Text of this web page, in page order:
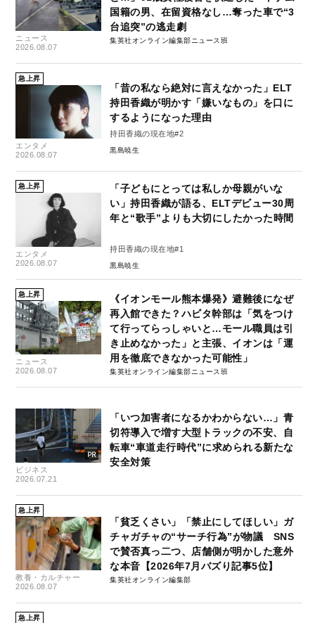
ニュース
2026.08.07
国籍の男、在留資格なし…奪った車で“3
台追突”の逃走劇
集英社オンライン編集部ニュース班
急上昇
エンタメ
2026.08.07
「昔の私なら絶対に言えなかった」ELT
持田香織が明かす「嫌いなもの」を口に
するようになった理由
持田香織の現在地#2
黒島暁生
急上昇
エンタメ
2026.08.07
「子どもにとっては私しか母親がいな
い」持田香織が語る、ELTデビュー30周
年と“歌手”よりも大切にしたかった時間
持田香織の現在地#1
黒島暁生
急上昇
ニュース
2026.08.07
《イオンモール熊本爆発》避難後になぜ
再入館できた？ハビタ幹部は「気をつけ
て行ってらっしゃいと…モール職員は引
き止めなかった」と主張、イオンは「運
用を徹底できなかった可能性」
集英社オンライン編集部ニュース班
ビジネス
2026.07.21
「いつ加害者になるかわからない…」青
切符導入で増す大型トラックの不安、自
転車“車道走行時代”に求められる新たな
安全対策
急上昇
教養・カルチャー
2026.08.07
「貧乏くさい」「禁止にしてほしい」ガ
チャガチャの“サーチ行為”が物議 SNS
で賛否真っ二つ、店舗側が明かした意外
な本音【2026年7月バズり記事5位】
集英社オンライン編集部
急上昇